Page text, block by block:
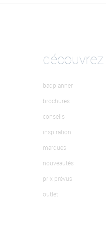
découvrez
badplanner
brochures
conseils
inspiration
marques
nouveautés
prix prévus
outlet